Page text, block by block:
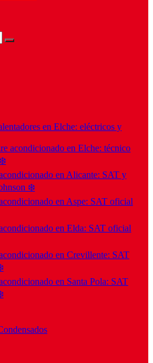
en Elche: eléctricos y
acondicionado en Elche: técnico
en Alicante: SAT y
❄️
en Aspe: SAT oficial
en Elda: SAT oficial
en Crevillente: SAT
en Santa Pola: SAT